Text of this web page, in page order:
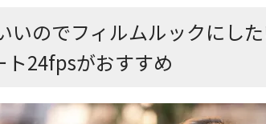
いのでフィルムルックにし
ト24fpsがおすすめ